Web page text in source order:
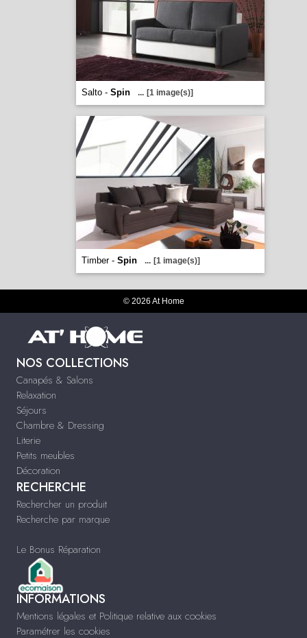
Salto - Spin ... [1 image(s)]
Timber - Spin ... [1 image(s)]
© 2026 At Home
NOS COLLECTIONS
Canapés & Salons
Relaxation
Séjours
Chambre & Dressing
Literie
Petits meubles
Décoration
RECHERCHE
Rechercher un produit
Recherche par marque
Le Bonus Réparation
INFORMATIONS
Mentions légales et Politique relative aux cookies
Paramétrer les cookies